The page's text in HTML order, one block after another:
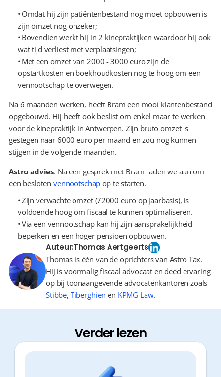
  Omdat hij zijn patiëntenbestand nog moet opbouwen is
zijn omzet nog onzeker;
  Bovendien werkt hij in 2 kinepraktijken waardoor hij ook
wat tijd verliest met verplaatsingen;
  Met een omzet van 2000 - 3000 euro zijn de
opstartkosten en boekhoudkosten nog te hoog om een
vennootschap te overwegen.
Na 6 maanden werken, heeft Bram een mooi klantenbestand
opgebouwd. Hij heeft ook beslist om enkel maar te werken
voor de kinepraktijk in Antwerpen. Zijn bruto omzet is
gestegen naar 6000 euro per maand en zou nog kunnen
stijgen in de volgende maanden.
Astro advies: Na een gesprek met Bram raden we aan om
een besloten vennootschap op te starten.
  Zijn verwachte omzet (72000 euro op jaarbasis), is
voldoende hoog om fiscaal te kunnen optimaliseren.
  Via een vennootschap kan hij zijn aansprakelijkheid
beperken en een hoger pensioen opbouwen.
Auteur:Thomas Aertgeerts
Thomas is één van de oprichters van Astro Tax.
Hij is voormalig fiscaal advocaat en deed ervaring
op bij toonaangevende advocatenkantoren zoals
Stibbe, Tiberghien en KPMG Law.
Verder lezen